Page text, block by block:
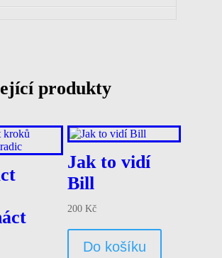
produkty
Jak to vidí
Bill
200Kč
Do košíku